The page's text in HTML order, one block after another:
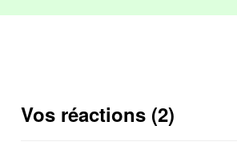
Vos réactions (2)